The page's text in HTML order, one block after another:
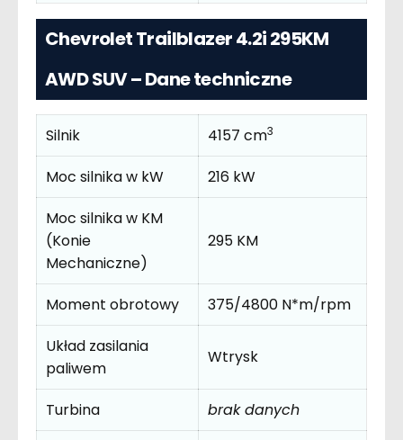
Chevrolet Trailblazer 4.2i 295KM
AWD SUV – Dane techniczne
Silnik 4157 cm3
Moc silnika w kW
216 kW
Moc silnika w KM
(Konie
Mechaniczne)
295 KM
Moment obrotowy
375/4800 N*m/rpm
Układ zasilania
paliwem
Wtrysk
Turbina
brak danych